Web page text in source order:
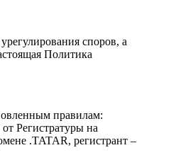
споров, а
Политика
правилам:
Регистратуры на
.TATAR, регистрант –